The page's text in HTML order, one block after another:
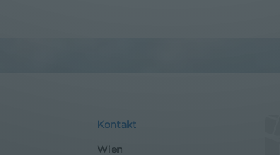
Kontakt
Wien